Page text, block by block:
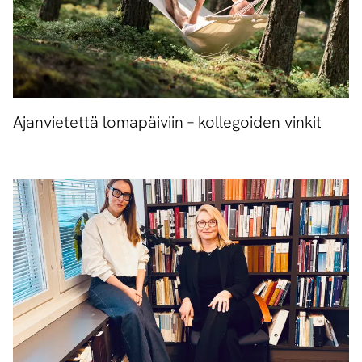
Ajanvietettä lomapäiviin – kollegoiden vinkit